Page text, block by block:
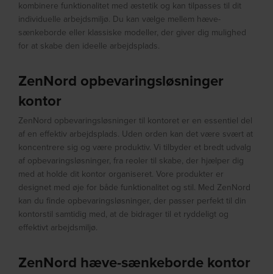
kombinere funktionalitet med æstetik og kan tilpasses til dit
individuelle arbejdsmiljø. Du kan vælge mellem hæve-
sænkeborde eller klassiske modeller, der giver dig mulighed
for at skabe den ideelle arbejdsplads.
ZenNord opbevaringsløsninger
kontor
ZenNord opbevaringsløsninger til kontoret er en essentiel del
af en effektiv arbejdsplads. Uden orden kan det være svært at
koncentrere sig og være produktiv. Vi tilbyder et bredt udvalg
af opbevaringsløsninger, fra reoler til skabe, der hjælper dig
med at holde dit kontor organiseret. Vore produkter er
designet med øje for både funktionalitet og stil. Med ZenNord
kan du finde opbevaringsløsninger, der passer perfekt til din
kontorstil samtidig med, at de bidrager til et ryddeligt og
effektivt arbejdsmiljø.
ZenNord hæve-sænkeborde kontor